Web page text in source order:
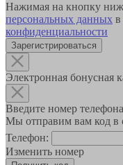
Нажимая на кнопку
персональных данных в
конфиденциальности
Зарегистрироваться
Электронная бонусная
Введите номер телефона
Мы отправим вам код в
Телефон:
Изменить номер